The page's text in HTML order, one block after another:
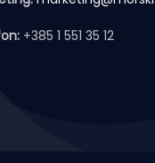
+385 1 551 35 12